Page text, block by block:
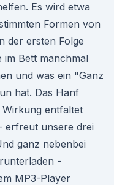
Es wird etwa
Formen von
der ersten Folge
Bett manchmal
und was ein "Ganz
hat. Das Hanf
entfaltet
erfreut unsere drei
ganz nebenbei
-
MP3-Player